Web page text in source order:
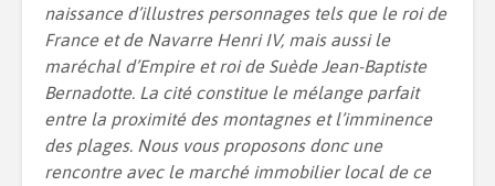
naissance d’illustres personnages tels que le roi de
France et de Navarre Henri IV, mais aussi le
maréchal d’Empire et roi de Suède Jean-Baptiste
Bernadotte. La cité constitue le mélange parfait
entre la proximité des montagnes et l’imminence
des plages. Nous vous proposons donc une
rencontre avec le marché immobilier local de ce
bien gérer ce projet
?
Le duplex : quel
7 tendances déco à
dans un
Créer
son